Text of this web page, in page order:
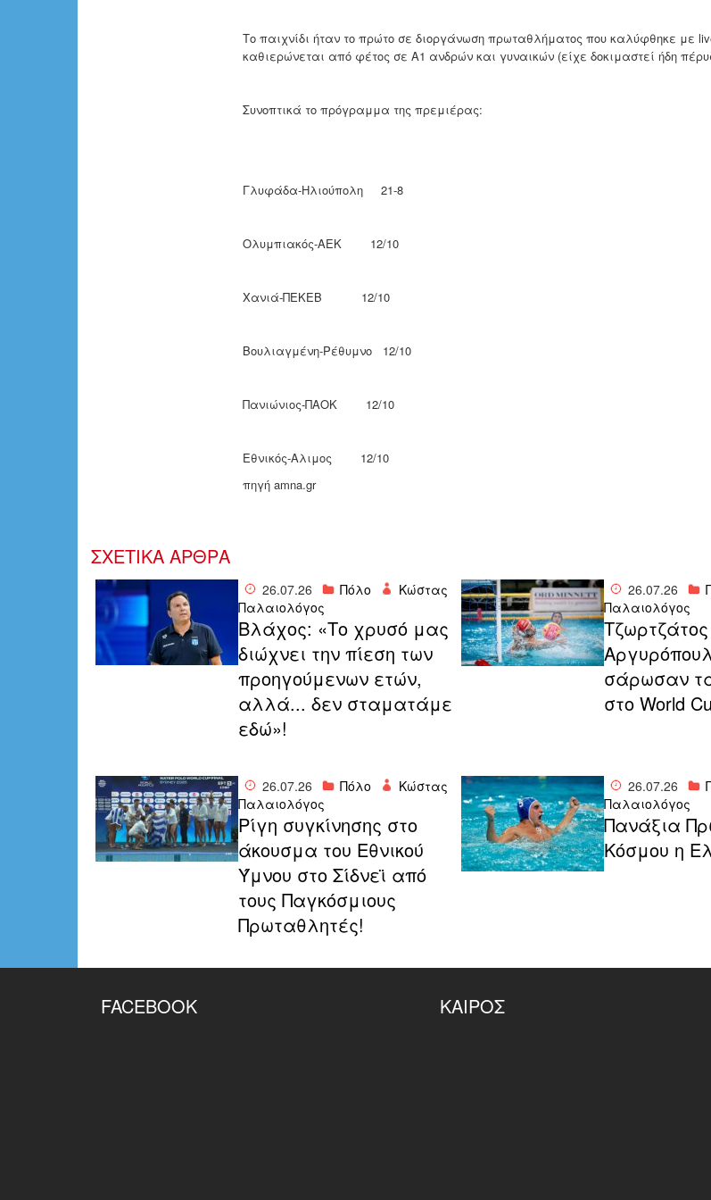
Το παιχνίδι ήταν το πρώτο σε διοργάνωση πρωταθλήματος που καλύφθηκε με
καθιερώνεται από φέτος σε Α1 ανδρών και γυναικών (είχε δοκιμαστεί ήδη
Συνοπτικά το πρόγραμμα της πρεμιέρας:
Γλυφάδα-Ηλιούπολη 21-8
Ολυμπιακός-ΑΕΚ 12/10
Χανιά-ΠΕΚΕΒ 12/10
Βουλιαγμένη-Ρέθυμνο 12/10
Πανιώνιος-ΠΑΟΚ 12/10
Εθνικός-Αλιμος 12/10
πηγή amna.gr
ΣΧΕΤΙΚΑ ΑΡΘΡΑ
26.07.26 Πόλο
Κώστας
Παλαιολόγος
Bλάχος: «Το χρυσό μας
διώχνει την πίεση των
προηγούμενων ετών,
αλλά... δεν σταματάμε
εδώ»!
26.07.26
Παλαιολόγος
Τζωρτζάτος
σάρωσαν
στο World
26.07.26 Πόλο
Κώστας
Παλαιολόγος
Ρίγη συγκίνησης στο
άκουσμα του Εθνικού
Ύμνου στο Σίδνεϊ από
τους Παγκόσμιους
Πρωταθλητές!
26.07.26
Παλαιολόγος
Πανάξια
Κόσμου η
FACEBOOK ΚΑΙΡΌΣ